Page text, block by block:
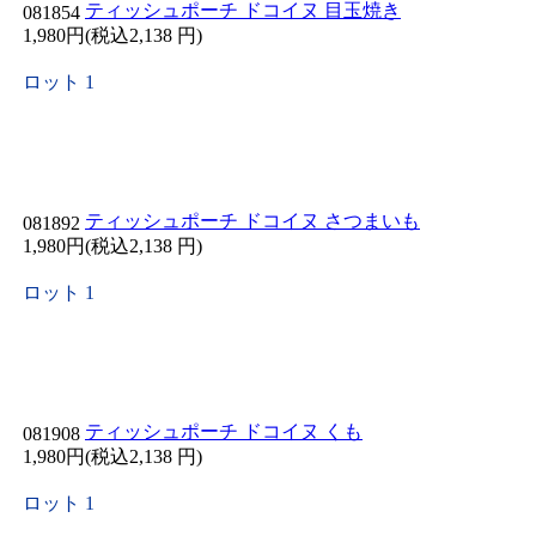
081854 ティッシュポーチ ドコイヌ 目玉焼き
1,980円(税込2,138 円)
ロット 1
081892 ティッシュポーチ ドコイヌ さつまいも
1,980円(税込2,138 円)
ロット 1
081908 ティッシュポーチ ドコイヌ くも
1,980円(税込2,138 円)
ロット 1